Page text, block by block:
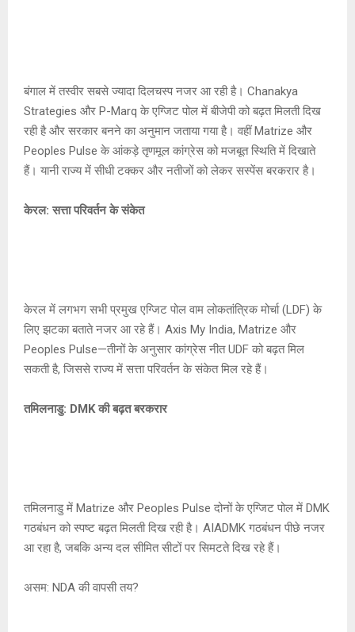
बंगाल में तस्वीर सबसे ज्यादा दिलचस्प नजर आ रही है। Chanakya
Strategies और P-Marq के एग्जिट पोल में बीजेपी को बढ़त मिलती दिख
रही है और सरकार बनने का अनुमान जताया गया है। वहीं Matrize और
Peoples Pulse के आंकड़े तृणमूल कांग्रेस को मजबूत स्थिति में दिखाते
हैं। यानी राज्य में सीधी टक्कर और नतीजों को लेकर सस्पेंस बरकरार है।
केरल: सत्ता परिवर्तन के संकेत
केरल में लगभग सभी प्रमुख एग्जिट पोल वाम लोकतांत्रिक मोर्चा (LDF) के
लिए झटका बताते नजर आ रहे हैं। Axis My India, Matrize और
Peoples Pulse—तीनों के अनुसार कांग्रेस नीत UDF को बढ़त मिल
सकती है, जिससे राज्य में सत्ता परिवर्तन के संकेत मिल रहे हैं।
तमिलनाडु: DMK की बढ़त बरकरार
तमिलनाडु में Matrize और Peoples Pulse दोनों के एग्जिट पोल में DMK
गठबंधन को स्पष्ट बढ़त मिलती दिख रही है। AIADMK गठबंधन पीछे नजर
आ रहा है, जबकि अन्य दल सीमित सीटों पर सिमटते दिख रहे हैं।
असम: NDA की वापसी तय?